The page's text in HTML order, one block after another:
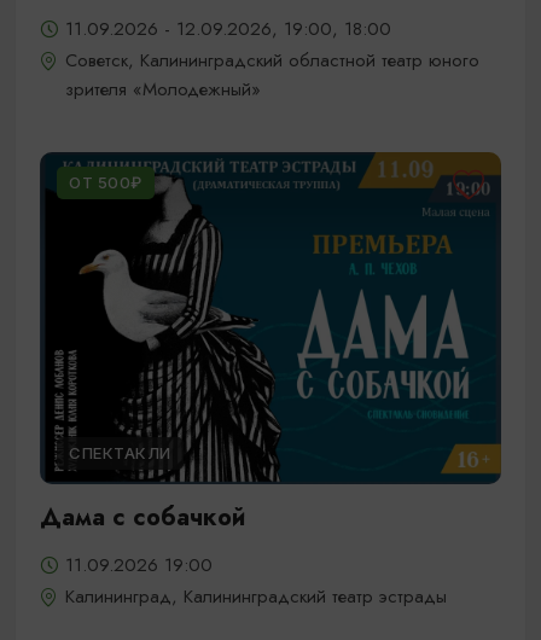
11.09.2026 - 12.09.2026, 19:00, 18:00
Советск, Калининградский областной театр юного
зрителя «Молодежный»
ОТ 500₽
СПЕКТАКЛИ
Дама с собачкой
11.09.2026 19:00
Калининград, Калининградский театр эстрады